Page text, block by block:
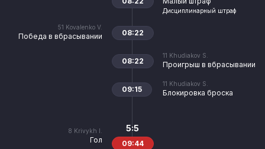
Дисциплинарный штраф
51 Kovalenko V.
Победа в вбрасывании 08:22
11 Khudiakov S.
Проигрыш в вбрасывании
08:22
11 Khudiakov S.
Блокировка броска
09:15
8 Krivykh I.
Гол
5:5
09:44